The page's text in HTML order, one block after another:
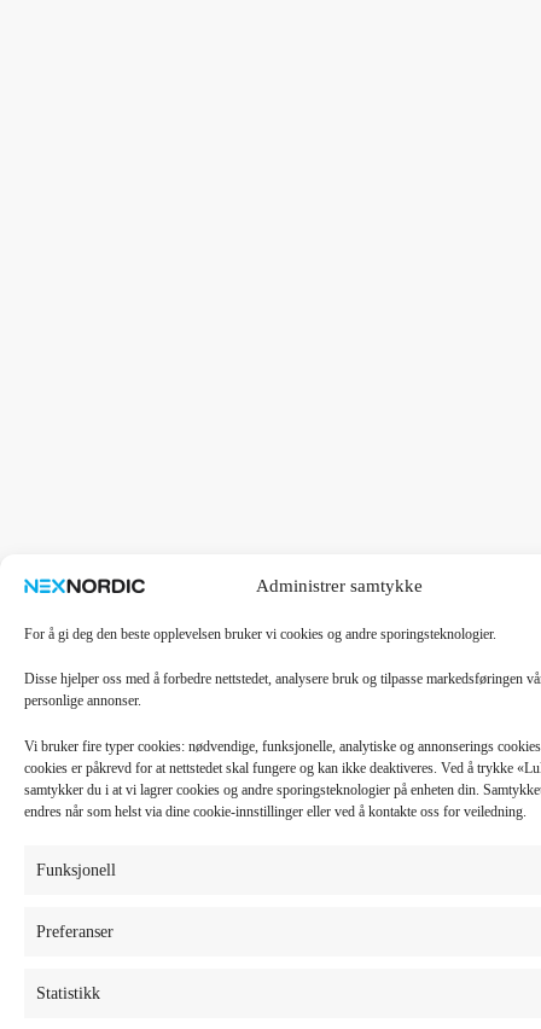
Administrer samtykke
For å gi deg den beste opplevelsen bruker vi cookies og andre sporingsteknologier.
Disse hjelper oss med å forbedre nettstedet, analysere bruk og tilpasse markedsføringen
personlige annonser.
Vi bruker fire typer cookies: nødvendige, funksjonelle, analytiske og annonserings
cookies er påkrevd for at nettstedet skal fungere og kan ikke deaktiveres. Ved å trykke
samtykker du i at vi lagrer cookies og andre sporingsteknologier på enheten din.
endres når som helst via dine cookie-innstillinger eller ved å kontakte oss for veiledning.
Funksjonell
Preferanser
Statistikk